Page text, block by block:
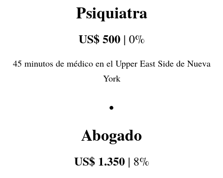
Psiquiatra
US$ 500| 0%
45 minutos de médico en el Upper East Side de Nueva
York
•
Abogado
US$ 1.350| 8%